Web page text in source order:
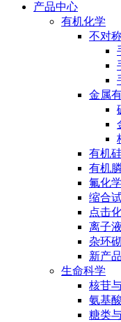
产品中心
有机化学
不对
金属
有机
有机
氟化学
缩合
点击
离子
杂环
新产品
生命科学
核苷
氨基
糖类